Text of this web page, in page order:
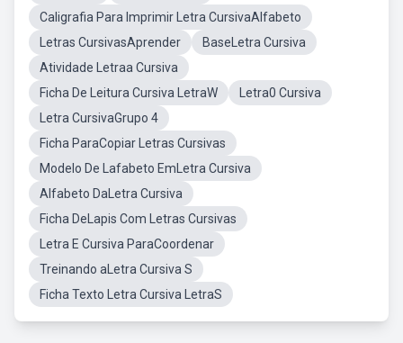
Caligrafia Para Imprimir Letra CursivaAlfabeto
Letras CursivasAprender
BaseLetra Cursiva
Atividade Letraa Cursiva
Ficha De Leitura Cursiva LetraW
Letra0 Cursiva
Letra CursivaGrupo 4
Ficha ParaCopiar Letras Cursivas
Modelo De Lafabeto EmLetra Cursiva
Alfabeto DaLetra Cursiva
Ficha DeLapis Com Letras Cursivas
Letra E Cursiva ParaCoordenar
Treinando aLetra Cursiva S
Ficha Texto Letra Cursiva LetraS